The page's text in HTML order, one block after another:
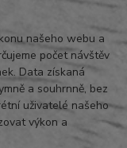
našeho webu a
počet návštěv
Data získaná
a souhrnně, bez
uživatelé našeho
výkon a